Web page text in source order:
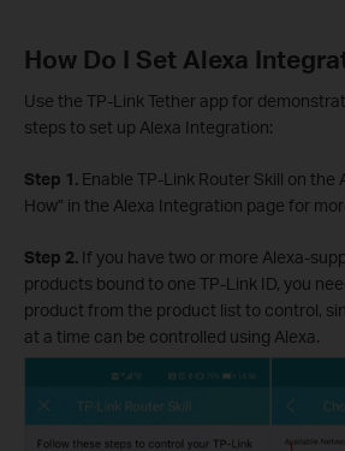
How Do I Set Alexa
Use the TP-Link Tether app for
steps to set up Alexa Integration:
Step 1. Enable TP-Link Router Skill on the
How” in the Alexa Integration page for
Step 2. If you have two or more Alexa-
products bound to one TP-Link ID, you
product from the product list to control,
at a time can be controlled using Alexa.